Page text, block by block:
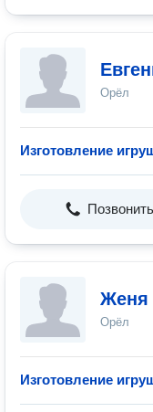
Орёл
Изготовление
Позвонить
Женя
Орёл
Изготовление